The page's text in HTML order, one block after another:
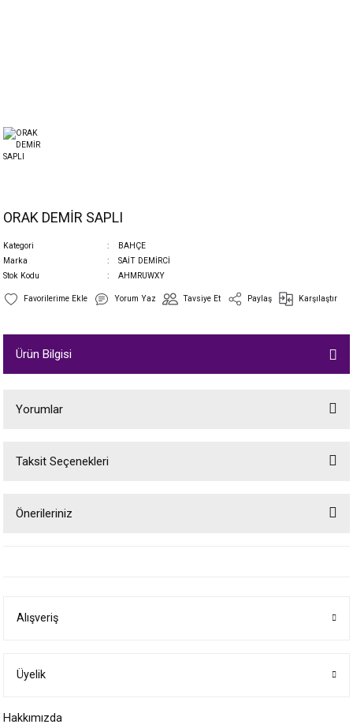
ORAK DEMİR SAPLI
Kategori
BAHÇE
Marka
SAİT DEMİRCİ
Stok Kodu
AHMRUWXY
Yorum Yaz Tavsiye Et Paylaş Karşılaştır
Ürün Bilgisi
Yorumlar
Taksit Seçenekleri
Önerileriniz
Ürün bilgilerinde hatalar bulunuyor.
Bu ürüne benzer farklı alternatifler olmalı.
Alışveriş
Üyelik
Hakkımızda